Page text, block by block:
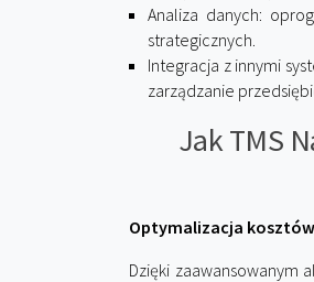
Analiza danych:
strategicznych.
Integracja z innymi
zarządzanie
Jak TMS
Optymalizacja kosztów
Dzięki zaawansowanym